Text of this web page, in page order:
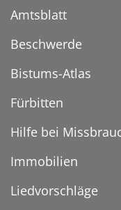
Amtsblatt
Beschwerde
Bistums-Atlas
Fürbitten
Hilfe bei
Immobilien
Liedvorschläge